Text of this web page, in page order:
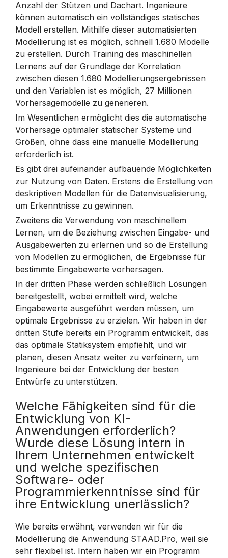
Anzahl der Stützen und Dachart. Ingenieure
können automatisch ein vollständiges statisches
Modell erstellen. Mithilfe dieser automatisierten
Modellierung ist es möglich, schnell 1.680 Modelle
zu erstellen. Durch Training des maschinellen
Lernens auf der Grundlage der Korrelation
zwischen diesen 1.680 Modellierungsergebnissen
und den Variablen ist es möglich, 27 Millionen
Vorhersagemodelle zu generieren.
Im Wesentlichen ermöglicht dies die automatische
Vorhersage optimaler statischer Systeme und
Größen, ohne dass eine manuelle Modellierung
erforderlich ist.
Es gibt drei aufeinander aufbauende Möglichkeiten
zur Nutzung von Daten. Erstens die Erstellung von
deskriptiven Modellen für die Datenvisualisierung,
um Erkenntnisse zu gewinnen.
Zweitens die Verwendung von maschinellem
Lernen, um die Beziehung zwischen Eingabe- und
Ausgabewerten zu erlernen und so die Erstellung
von Modellen zu ermöglichen, die Ergebnisse für
bestimmte Eingabewerte vorhersagen.
In der dritten Phase werden schließlich Lösungen
bereitgestellt, wobei ermittelt wird, welche
Eingabewerte ausgeführt werden müssen, um
optimale Ergebnisse zu erzielen. Wir haben in der
dritten Stufe bereits ein Programm entwickelt, das
das optimale Statiksystem empfiehlt, und wir
planen, diesen Ansatz weiter zu verfeinern, um
Ingenieure bei der Entwicklung der besten
Entwürfe zu unterstützen.
Welche Fähigkeiten sind für die
Entwicklung von KI-
Anwendungen erforderlich?
Wurde diese Lösung intern in
Ihrem Unternehmen entwickelt
und welche spezifischen
Software- oder
Programmierkenntnisse sind für
ihre Entwicklung unerlässlich?
Wie bereits erwähnt, verwenden wir für die
Modellierung die Anwendung STAAD.Pro, weil sie
sehr flexibel ist. Intern haben wir ein Programm